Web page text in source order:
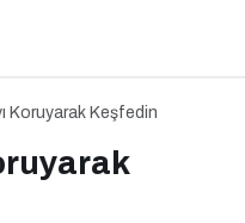
Koruyarak Keşfedin
Rehberi: Aracınız İçin